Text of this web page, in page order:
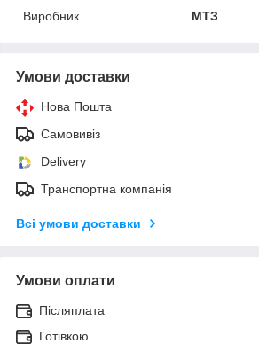
Виробник
МТЗ
Умови доставки
Нова Пошта
Самовивіз
Delivery
Транспортна компанія
Всі умови доставки
Умови оплати
Післяплата
Готівкою